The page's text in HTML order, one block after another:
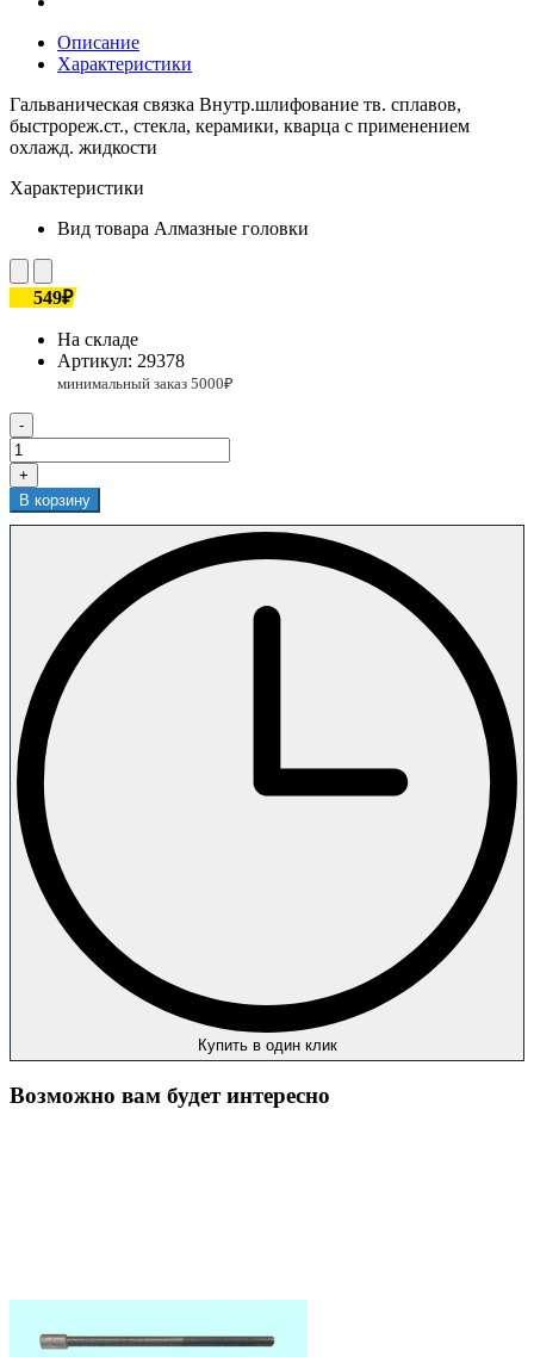
Описание
Характеристики
Гальваническая связка Внутр.шлифование тв. сплавов,
быстрореж.ст., стекла, керамики, кварца с применением
охлажд. жидкости
Характеристики
Вид товара Алмазные головки
549₽
На складе
Артикул: 29378
-
+
В корзину
Купить в один клик
Возможно вам будет интересно